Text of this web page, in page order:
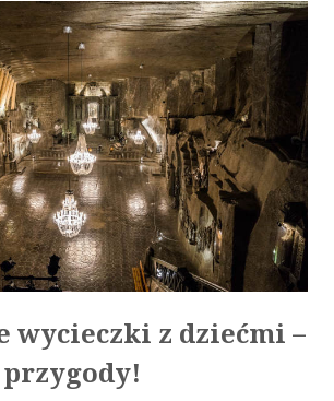
wycieczki z dziećmi –